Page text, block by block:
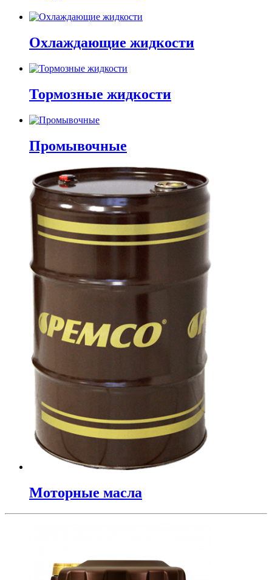
Охлаждающие жидкости
Тормозные жидкости
Промывочные
Моторные масла